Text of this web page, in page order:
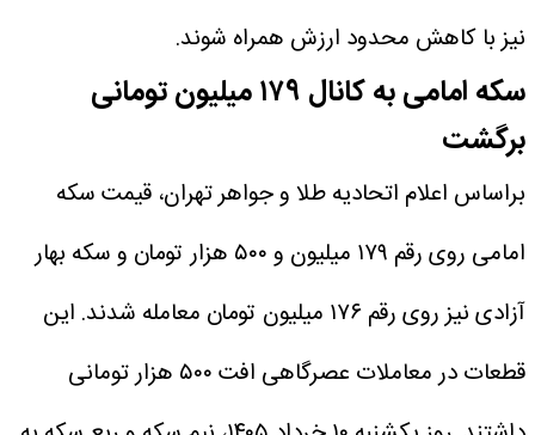
نیز با کاهش محدود ارزش همراه شوند.
سکه امامی به کانال ۱۷۹ میلیون تومانی
برگشت
براساس اعلام اتحادیه طلا و جواهر تهران، قیمت سکه
امامی روی رقم ۱۷۹ میلیون و ۵۰۰ هزار تومان و سکه بهار
آزادی نیز روی رقم ۱۷۶ میلیون تومان معامله شدند. این
قطعات در معاملات عصرگاهی افت ۵۰۰ هزار تومانی